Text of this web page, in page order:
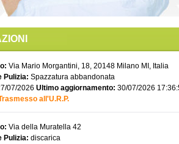
Via Mario Morgantini, 18, 20148 Milano MI, Italia
Pulizia: Spazzatura abbandonata
07/2026 Ultimo aggiornamento: 30/07/2026
all'U.R.P.
Via della Muratella 42
Pulizia: discarica